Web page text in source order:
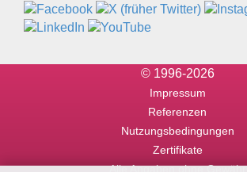
© 1996-2026
Impressum
Referenzen
Nutzungsbedingungen
Zertifikate
Alle Angaben ohne Gewähr